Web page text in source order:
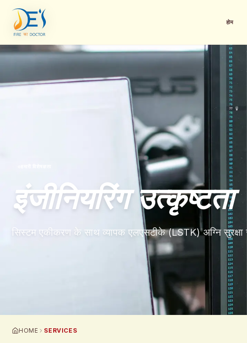
होम
इंजीनियरिंग उत्कृष्टता
सिस्टम एकीकरण के साथ व्यापक एलएसटीके (LSTK) अग्नि सुरक्षा
HOME SERVICES